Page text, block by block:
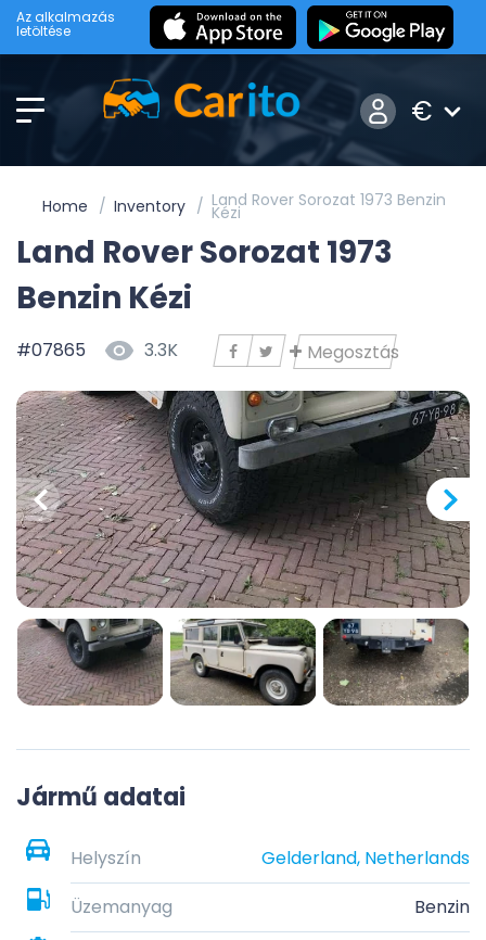
Az alkalmazás
letöltése
€
Home Inventory Land Rover Sorozat 1973 Benzin
Kézi
Land Rover Sorozat 1973
Benzin Kézi
#07865 3.3K Megosztás
Jármű adatai
Helyszín
Gelderland, Netherlands
Üzemanyag
Benzin